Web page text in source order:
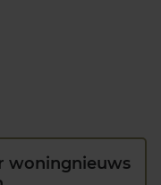
woningnieuws